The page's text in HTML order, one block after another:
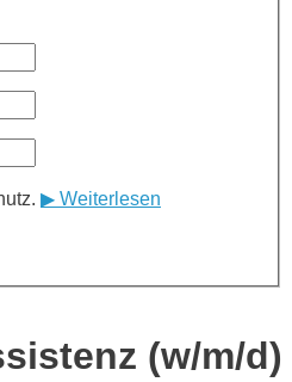
▶ Weiterlesen
(w/m/d)